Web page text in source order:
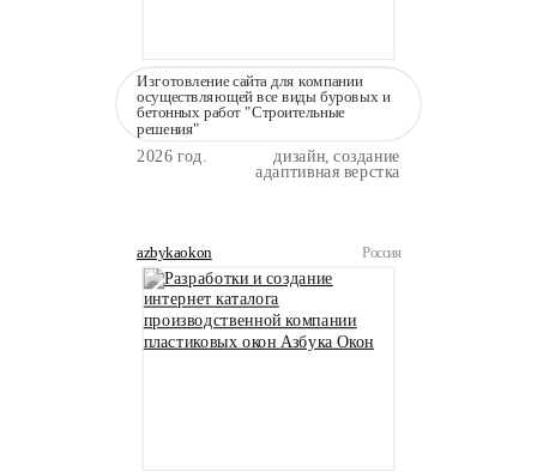
Изготовление сайта для компании
осуществляющей все виды буровых и
бетонных работ "Строительные
решения"
2026 год. дизайн, создание
адаптивная верстка
azbykaokon Россия